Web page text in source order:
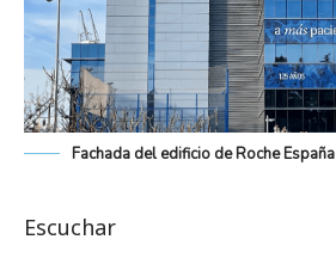
Fachada del edificio de Roche España
Escuchar